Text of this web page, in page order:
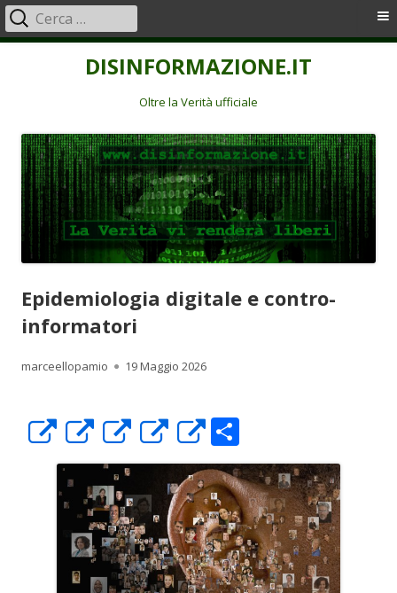
DISINFORMAZIONE.IT
Oltre la Verità ufficiale
Menu
principale
Ricerca
per:
Epidemiologia digitale e contro-
informatori
Autore
marceellopamio Pubblicato
19 Maggio 2026
Apre
in
una
nuova
finestra
Apre
in
una
nuova
finestra
Apre
in
una
nuova
finestra
Apre
in
una
nuova
finestra
Apre
in
una
nuova
finestra
o
n
di
vi
di